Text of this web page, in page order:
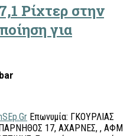
Ρίχτερ στην
για
Επωνυμία: ΓΚΟΥΡΛΙΑΣ
17, ΑΧΑΡΝΕΣ, , ΑΦΜ